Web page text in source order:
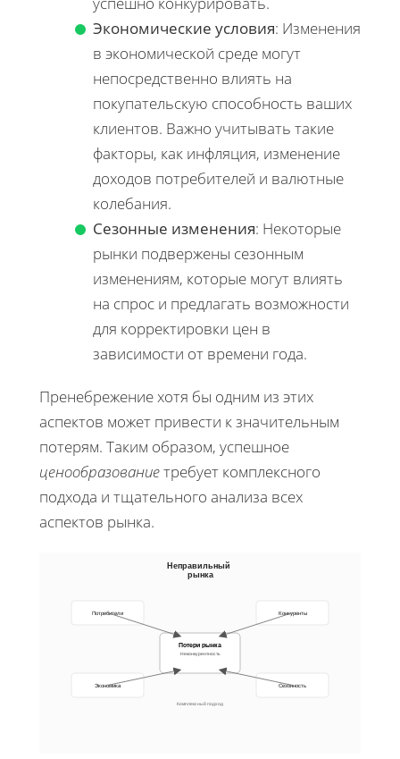
Экономические условия: Изменения
в экономической среде могут
непосредственно влиять на
покупательскую способность ваших
клиентов. Важно учитывать такие
факторы, как инфляция, изменение
доходов потребителей и валютные
колебания.
Сезонные изменения: Некоторые
рынки подвержены сезонным
изменениям, которые могут влиять
на спрос и предлагать возможности
для корректировки цен в
зависимости от времени года.
Пренебрежение хотя бы одним из этих
аспектов может привести к значительным
потерям. Таким образом, успешное
ценообразованиетребует комплексного
подхода и тщательного анализа всех
аспектов рынка.
Неправильный
рынка
Потребители Конкуренты
Экономика Сезонность
Потери рынка
Неконкурентность
Комплексный подход